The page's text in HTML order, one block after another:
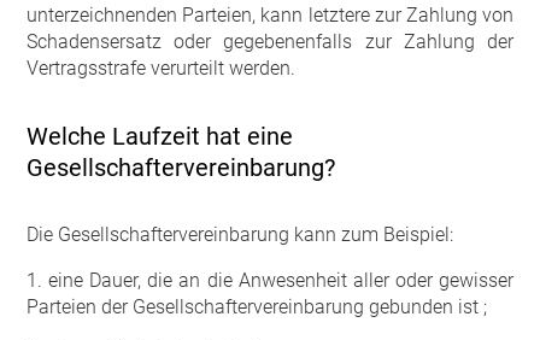
unterzeichnenden Parteien, kann letztere zur Zahlung von
Schadensersatz oder gegebenenfalls zur Zahlung der
Vertragsstrafe verurteilt werden.
Welche Laufzeit hat eine
Gesellschaftervereinbarung?
Die Gesellschaftervereinbarung kann zum Beispiel:
1. eine Dauer, die an die Anwesenheit aller oder gewisser
Parteien der Gesellschaftervereinbarung gebunden ist ;